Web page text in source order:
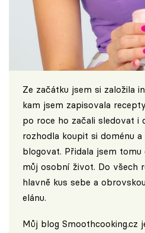
Ze začátku jsem si založila
kam jsem zapisovala
po roce ho začali sledovat i
rozhodla koupit si doménu
blogovat. Přidala jsem tomu
můj osobní život. Do všech
hlavně kus sebe a
elánu.
Můj blog Smoothcooking.cz